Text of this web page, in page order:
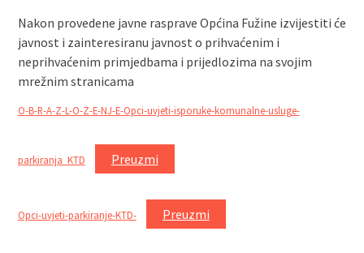
Nakon provedene javne rasprave Općina Fužine izvijestiti će
javnost i zainteresiranu javnost o prihvaćenim i
neprihvaćenim primjedbama i prijedlozima na svojim
mrežnim stranicama
O-B-R-A-Z-L-O-Z-E-NJ-E-Opci-uvjeti-isporuke-komunalne-usluge-
parkiranja_KTD Preuzmi
Opci-uvjeti-parkiranje-KTD- Preuzmi